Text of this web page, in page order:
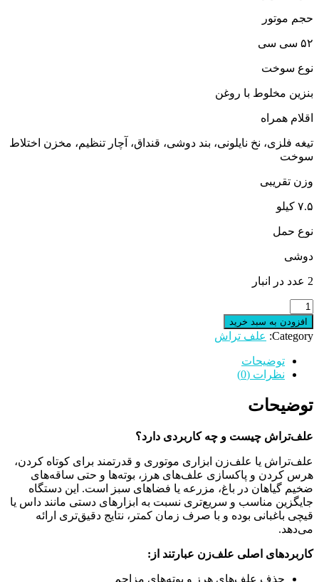
حجم موتور
۵۲ سی سی
نوع سوخت
بنزین مخلوط با روغن
اقلام همراه
تیغه فلزی، نخ نایلونی، بند دوشی، قنداق، آچار تنظیم، مخزن اختلاط
سوخت
وزن تقریبی
۷.۵ کیلو
نوع حمل
دوشی
2 عدد در انبار
علف
زن
علف
تراش
دوشی
ونیکو
VNC-
CG520
افزودن به سبد خرید
Category: علف تراش
توضیحات
نظرات (0)
توضیحات
علف‌تراش چیست و چه کاربردی دارد؟
علف‌تراش یا علف‌زن ابزاری موتوری و قدرتمند برای کوتاه کردن،
هرس کردن و پاکسازی علف‌های هرز، بوته‌ها و حتی ساقه‌های
ضخیم گیاهان در باغ، مزرعه یا فضاهای سبز است. این دستگاه
جایگزین مناسب و سریع‌تری نسبت به ابزارهای دستی مانند داس یا
قیچی باغبانی بوده و با صرف زمان کمتر، نتایج دقیق‌تری ارائه
می‌دهد.
کاربردهای اصلی علف‌زن عبارتند از:
حذف علف‌های هرز و بوته‌های مزاحم